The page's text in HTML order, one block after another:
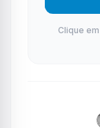
Clique